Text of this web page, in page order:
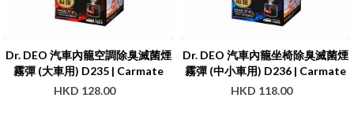
Dr. DEO 汽車內籠空調除臭滅菌煙
霧彈 (大車用) D235 | Carmate
HKD 128.00
Dr. DEO 汽車內籠坐椅除臭滅菌煙
霧彈 (中小車用) D236 | Carmate
HKD 118.00